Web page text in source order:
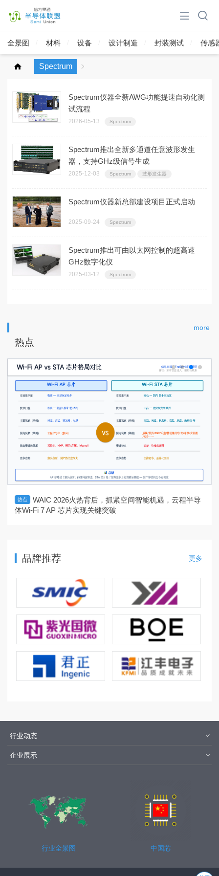
全景图 材料 设备 设计制造 封装测试 传感
Spectrum
Spectrum仪器全新AWG功能提速自动化测
试流程
2026-05-13 Spectrum
Spectrum推出全新多通道任意波形发生
器，支持GHz级信号生成
2025-12-03 Spectrum 波形发生器
Spectrum仪器新总部建设项目正式启动
2025-09-24 Spectrum
Spectrum推出可由以太网控制的超高速
GHz数字化仪
2025-03-12 Spectrum
热点
more
热点
WAIC 2026火热背后，抓紧空间智能机遇，云程半导
体Wi-Fi 7 AP 芯片实现关键突破
品牌推荐 更多
行业动态
企业展示
行业全景图 中国芯